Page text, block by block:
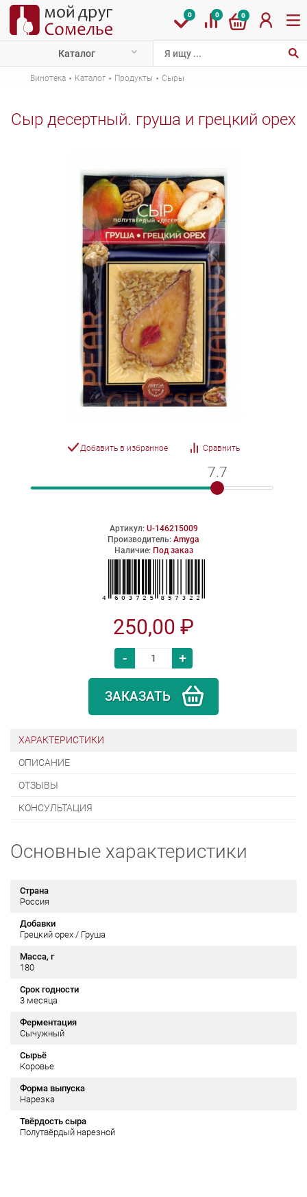
0 0 0
Каталог
Винотека · Каталог · Продукты · Сыры
Сыр десертный. груша и грецкий орех
Добавить в избранное Сравнить
7.7
7.7
Артикул: U-146215009
Производитель: Amyga
Наличие: Под заказ
250,00 ₽
- +
ЗАКАЗАТЬ
ХАРАКТЕРИСТИКИ
ОПИСАНИЕ
ОТЗЫВЫ
КОНСУЛЬТАЦИЯ
Основные характеристики
Страна
Россия
Добавки
Грецкий орех / Груша
Масса, г
180
Срок годности
3 месяца
Ферментация
Сычужный
Сырьё
Коровье
Форма выпуска
Нарезка
Твёрдость сыра
Полутвёрдый нарезной